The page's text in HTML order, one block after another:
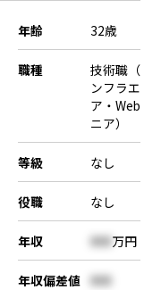
年齢 32歳
職種
技術職（SE
ンフラエン
ア・Webエ
ニア）
等級 なし
役職 なし
年収 000万円
年収偏差値 000